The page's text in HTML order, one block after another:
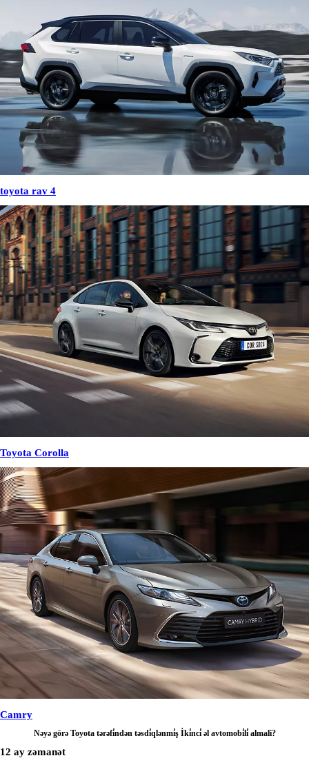
toyota rav 4
Toyota Corolla
Camry
Nəyə görə Toyota tərəfi̇ndən təsdi̇qlənmi̇ş İki̇nci̇ əl avtomobi̇li̇ almali?
12 ay zəmanət